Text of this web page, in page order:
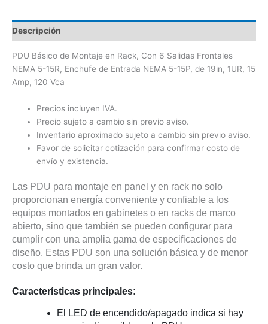
Descripción
PDU Básico de Montaje en Rack, Con 6 Salidas Frontales
NEMA 5-15R, Enchufe de Entrada NEMA 5-15P, de 19in, 1UR, 15
Amp, 120 Vca
Precios incluyen IVA.
Precio sujeto a cambio sin previo aviso.
Inventario aproximado sujeto a cambio sin previo aviso.
Favor de solicitar cotización para confirmar costo de
envío y existencia.
Las PDU para montaje en panel y en rack no solo
proporcionan energía conveniente y confiable a los
equipos montados en gabinetes o en racks de marco
abierto, sino que también se pueden configurar para
cumplir con una amplia gama de especificaciones de
diseño. Estas PDU son una solución básica y de menor
costo que brinda un gran valor.
Características principales:
El LED de encendido/apagado indica si hay